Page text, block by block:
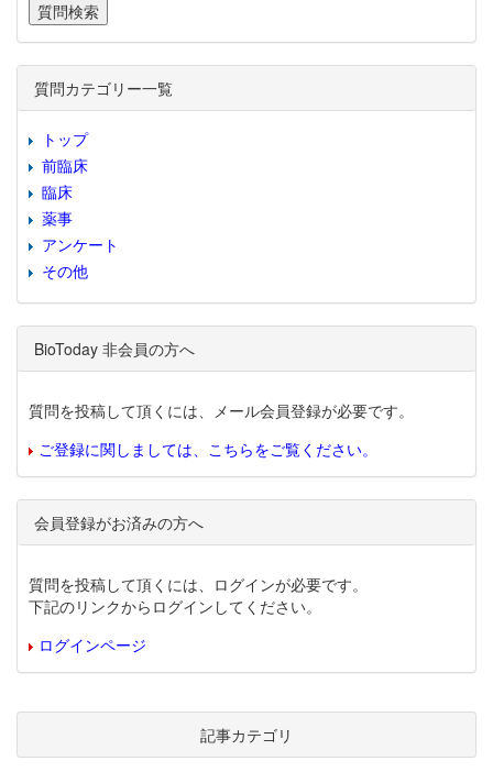
質問カテゴリー一覧
トップ
前臨床
臨床
薬事
アンケート
その他
BioToday 非会員の方へ
質問を投稿して頂くには、メール会員登録が必要です。
ご登録に関しましては、こちらをご覧ください。
会員登録がお済みの方へ
質問を投稿して頂くには、ログインが必要です。
下記のリンクからログインしてください。
ログインページ
記事カテゴリ